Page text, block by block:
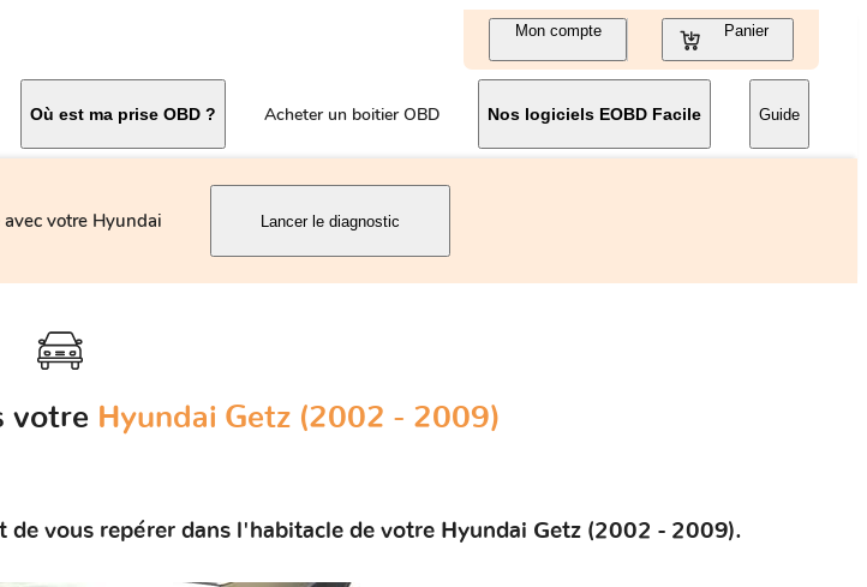
Mon compte Panier
Où est ma prise OBD ? Acheter un boitier OBD Nos logiciels EOBD Facile Guide
votre Hyundai Lancer le diagnostic
votre Hyundai Getz (2002 - 2009)
vous repérer dans l'habitacle de votre Hyundai Getz (2002 - 2009).